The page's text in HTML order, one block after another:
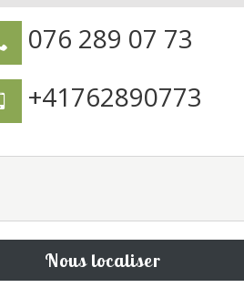
076 289 07 73
+41762890773
Nous localiser